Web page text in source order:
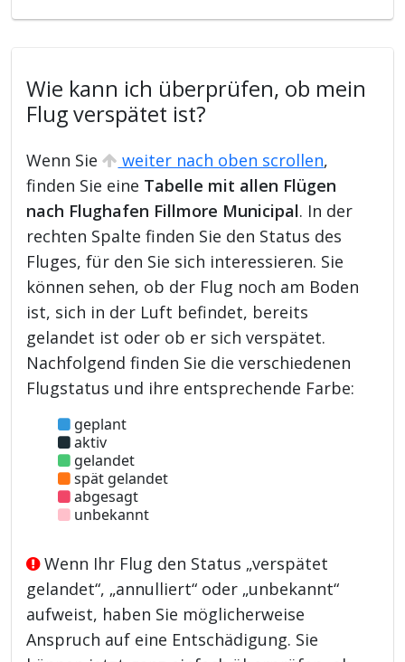
Wie kann ich überprüfen, ob mein
Flug verspätet ist?
Wenn Sie weiter nach oben scrollen,
finden Sie eine Tabelle mit allen Flügen
nach Flughafen Fillmore Municipal. In der
rechten Spalte finden Sie den Status des
Fluges, für den Sie sich interessieren. Sie
können sehen, ob der Flug noch am Boden
ist, sich in der Luft befindet, bereits
gelandet ist oder ob er sich verspätet.
Nachfolgend finden Sie die verschiedenen
Flugstatus und ihre entsprechende Farbe:
geplant
aktiv
gelandet
spät gelandet
abgesagt
unbekannt
Wenn Ihr Flug den Status „verspätet
gelandet“, „annulliert“ oder „unbekannt“
aufweist, haben Sie möglicherweise
Anspruch auf eine Entschädigung. Sie